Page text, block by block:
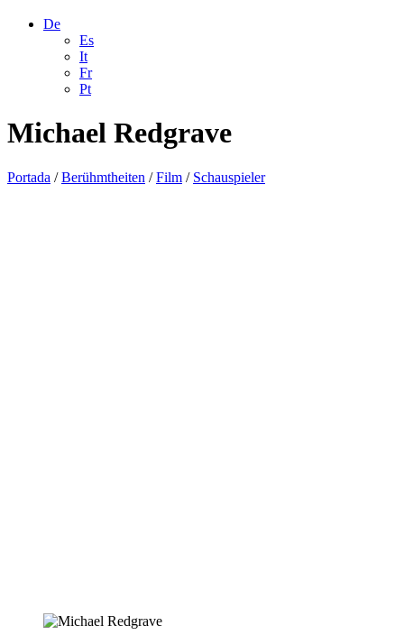
De
Es
It
Fr
Pt
Michael Redgrave
Portada /Berühmtheiten /Film / Schauspieler